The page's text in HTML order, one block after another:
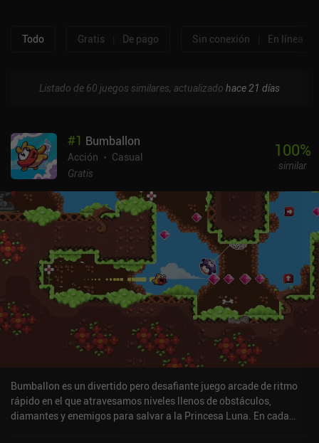
Todo Gratis De pago Sin conexión En línea
Listado de 60 juegos similares, actualizado hace 21 días
#1 Bumballon
Acción
Casual
Gratis
100%
similar
Bumballon es un divertido pero desafiante juego arcade de ritmo
rápido en el que atravesamos niveles llenos de obstáculos,
diamantes y enemigos para salvar a la Princesa Luna. En cada